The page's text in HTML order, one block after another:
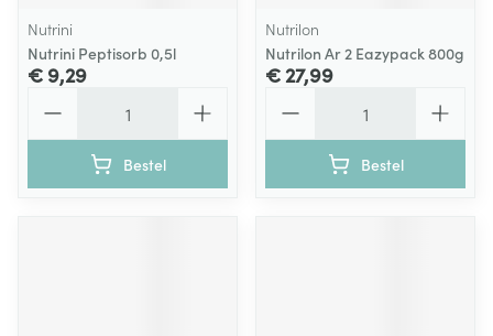
Nutrini
Nutrini Peptisorb 0,5l
€ 9,29
Bestel
Nutrilon
Nutrilon Ar 2 Eazypack 800g
€ 27,99
Bestel